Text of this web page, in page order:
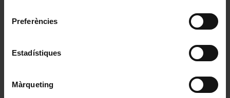
Preferències
Estadístiques
MàrquetingInstrumentation Systems and